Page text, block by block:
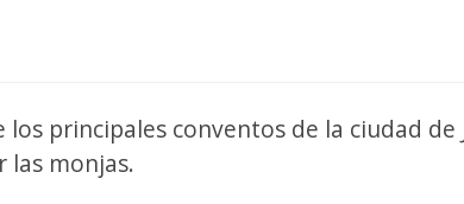
los principales conventos de la ciudad de
las monjas.